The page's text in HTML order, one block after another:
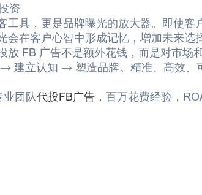
资
工具，更是品牌曝光的放大器。即使客
会在客户心智中形成记忆，增加未来选
放 FB 广告不是额外花钱，而是对市场
建立认知 → 塑造品牌。精准、高效、
业团队代投FB广告 ，百万花费经验，